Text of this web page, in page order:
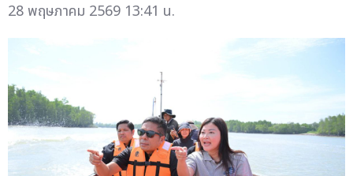
28 พฤษภาคม 2569 13:41 น.